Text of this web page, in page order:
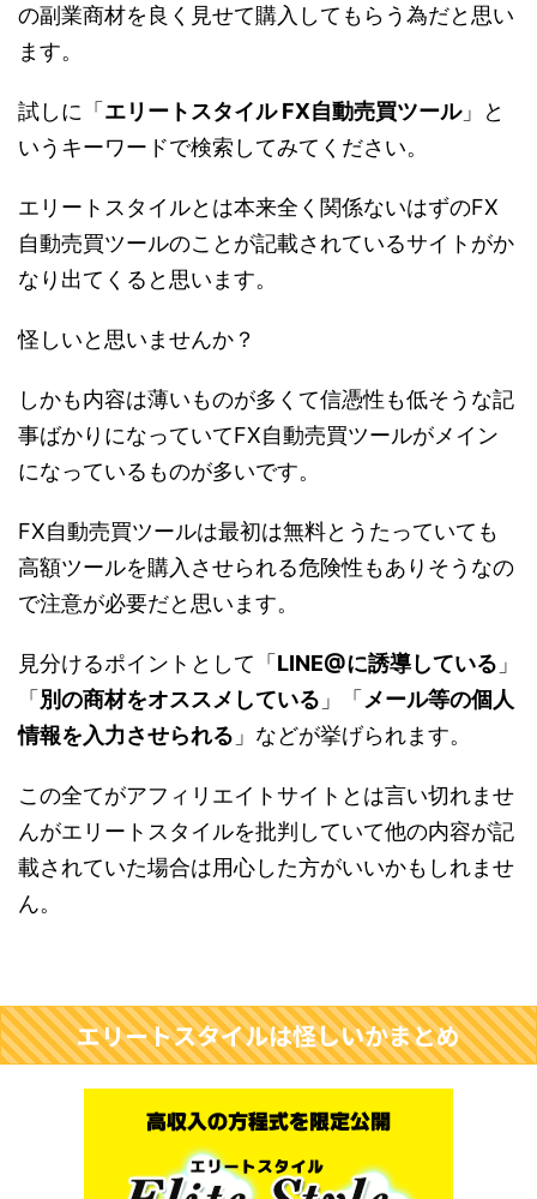
の副業商材を良く見せて購入してもらう為だと思い
ます。
試しに「 エリートスタイル FX自動売買ツール」と
いうキーワードで検索してみてください。
エリートスタイルとは本来全く関係ないはずのFX
自動売買ツールのことが記載されているサイトがか
なり出てくると思います。
怪しいと思いませんか？
しかも内容は薄いものが多くて信憑性も低そうな記
事ばかりになっていてFX自動売買ツールがメイン
になっているものが多いです。
FX自動売買ツールは最初は無料とうたっていても
高額ツールを購入させられる危険性もありそうなの
で注意が必要だと思います。
見分けるポイントとして「 LINE@に誘導している 」
「 別の商材をオススメしている 」「 メール等の個人
情報を入力させられる 」などが挙げられます。
この全てがアフィリエイトサイトとは言い切れませ
んがエリートスタイルを批判していて他の内容が記
載されていた場合は用心した方がいいかもしれませ
ん。
エリートスタイルは怪しいかまとめ